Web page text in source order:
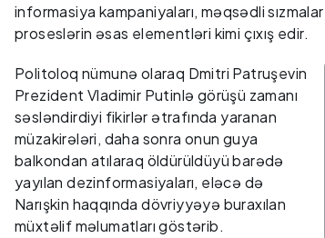
informasiya kampaniyaları, məqsədli
proseslərin əsas elementləri kimi çıxış edir.
Politoloq nümunə olaraq Dmitri Patruşevin
Prezident Vladimir Putinlə görüşü zamanı
səsləndirdiyi fikirlər ətrafında yaranan
müzakirələri, daha sonra onun guya
balkondan atılaraq öldürüldüyü barədə
yayılan dezinformasiyaları, eləcə də
Narışkin haqqında dövriyyəyə buraxılan
müxtəlif məlumatları göstərib.